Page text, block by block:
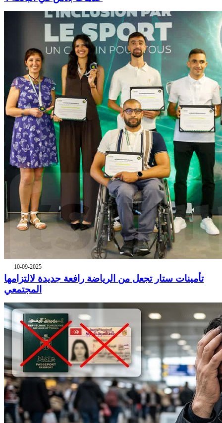
10-09-2025
تأمينات ستار تجعل من الرياضة رافعة جديدة لالتزامها
المجتمعي